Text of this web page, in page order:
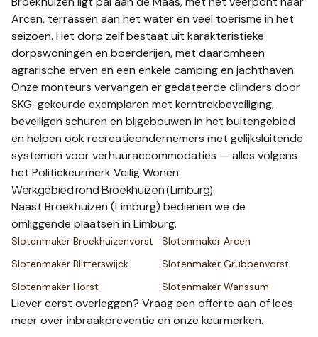
Arcen, terrassen aan het water en veel toerisme in het
seizoen. Het dorp zelf bestaat uit karakteristieke
dorpswoningen en boerderijen, met daaromheen
agrarische erven en een enkele camping en jachthaven.
Onze monteurs vervangen er gedateerde cilinders door
SKG-gekeurde exemplaren met kerntrekbeveiliging,
beveiligen schuren en bijgebouwen in het buitengebied
en helpen ook recreatieondernemers met gelijksluitende
systemen voor verhuuraccommodaties — alles volgens
het Politiekeurmerk Veilig Wonen.
Werkgebied rondBroekhuizen (Limburg)
Naast Broekhuizen (Limburg) bedienen we de
omliggende plaatsen in Limburg.
Slotenmaker Broekhuizenvorst Slotenmaker Arcen
Slotenmaker Blitterswijck Slotenmaker Grubbenvorst
Slotenmaker Horst Slotenmaker Wanssum
Liever eerst overleggen? Vraag een offerte aan of lees
meer overinbraakpreventie en onze keurmerken.